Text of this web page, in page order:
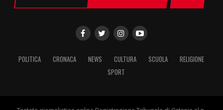
POLITICA CRONACA NEWS CULTURA SCUOLA
RELIGIONE
SPORT